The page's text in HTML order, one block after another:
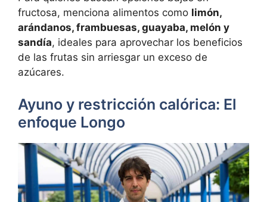
fructosa, menciona alimentos como limón,
arándanos, frambuesas, guayaba, melón y
sandía, ideales para aprovechar los beneficios
de las frutas sin arriesgar un exceso de
azúcares.
Ayuno y restricción calórica: El
enfoque Longo